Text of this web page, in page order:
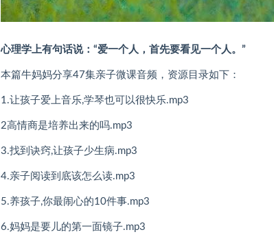
心理学上有句话说：“爱一个人，首先要看见一个人。”
本篇牛妈妈分享47集亲子微课音频，资源目录如下：
1.让孩子爱上音乐,学琴也可以很快乐.mp3
2高情商是培养出来的吗.mp3
3.找到诀窍,让孩子少生病.mp3
4.亲子阅读到底该怎么读.mp3
5.养孩子,你最闹心的10件事.mp3
6.妈妈是要儿的第一面镜子.mp3